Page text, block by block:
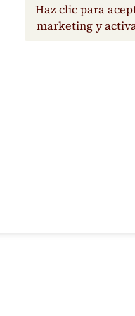
Haz clic para
marketing y